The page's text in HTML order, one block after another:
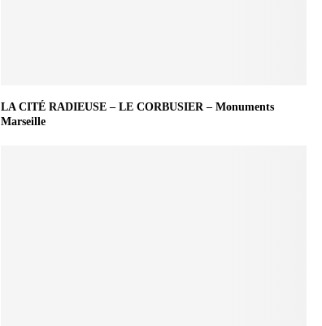
LA CITÉ RADIEUSE – LE CORBUSIER – Monuments
Marseille